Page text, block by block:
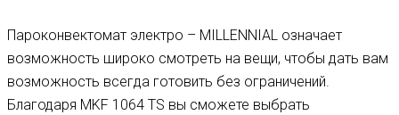
Пароконвектомат электро – MILLENNIAL означает
возможность широко смотреть на вещи, чтобы дать вам
возможность всегда готовить без ограничений.
Благодаря MKF 1064 TS вы сможете выбрать